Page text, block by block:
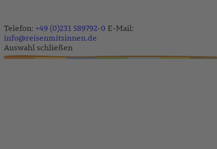
Telefon: +49 (0)231 589792-0 E-Mail:
info@reisenmitsinnen.de
Auswahl schließen